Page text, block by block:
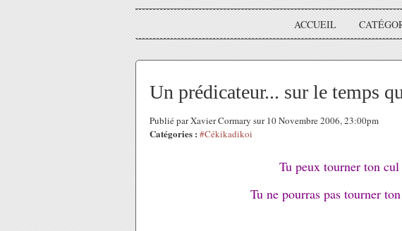
ACCUEIL
Un prédicateur... sur le temps
Publié par Xavier Cormary sur 10 Novembre 2006, 23:00pm
Catégories : #Cékikadikoi
Tu peux tourner ton cul
Tu ne pourras pas tourner